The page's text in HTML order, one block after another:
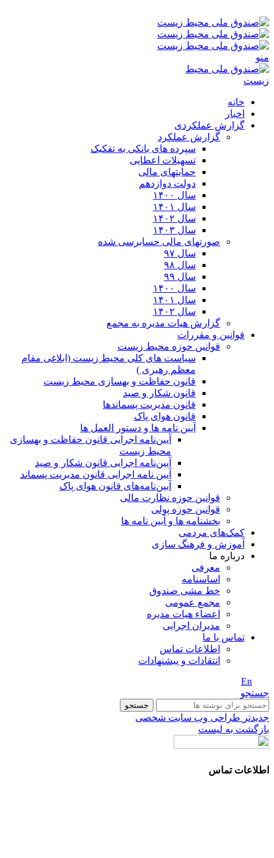
منو
خانه
اخبار
گزارش عملکردی
گزارش عملکرد
سپرده های بانکی به تفکیک
تسهیلات اعطایی
حمایتهای مالی
دولت دوازدهم
سال ۱۴۰۰
سال ۱۴۰۱
سال ۱۴۰۲
سال ۱۴۰۳
صورتهای مالی حسابرسی شده
سال ۹۷
سال ۹۸
سال ۹۹
سال ۱۴۰۰
سال ۱۴۰۱
سال ۱۴۰۲
گزارش هیات مدیره به مجمع
قوانین و مقررات
قوانین حوزه محیط زیست
ﺳﯿﺎﺳﺖ ﻫﺎی ﮐﻠﯽ ﻣﺤﯿﻂ زﯾﺴﺖ (ابلاغی مقام
معظم رهبری )
قانون حفاظت و بهسازی محیط زیست
قانون شکار و صید
قانون مدیریت پسماندها
قانون هوای پاک
آیین نامه ها و دستور العمل ها
آیین‌نامه اجرایی قانون حفاظت و بهسازی
محیط زیست
آیین‌نامه اجرایی قانون شکار و صید
آیین نامه اجرایی قانون مدیریت پسماند
آیین‌نامه‌های قانون هوای پاک
قوانین حوزه نظارت مالی
قوانین حوزه پولی
بخشنامه ها و آیین نامه ها
کمک‌های مردمی
آموزش و فرهنگ سازی
درباره ما
معرفی
اساسنامه
خط مشی صندوق
مجمع عمومی
اعضاء هیات مدیره
مدیران اجرایی
تماس با ما
اطلاعات تماس
انتقادات و پیشنهادات
En
جستجو
جستجو
جدیدتر طراحی وب سایت شخصی
بازگشت به لیست
اطلاعات تماس